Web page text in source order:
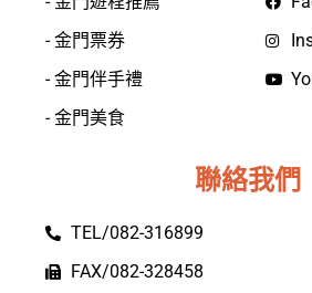
- 金門票券
- 金門伴手禮
- 金門美食
聯絡我們
TEL/082-316899
FAX/082-328458